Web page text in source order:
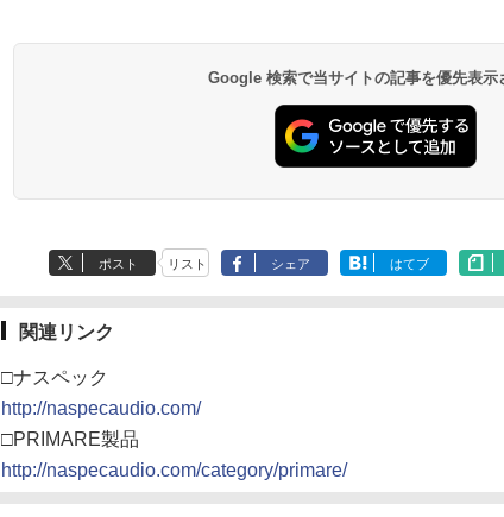
Google 検索で当サイトの記事を優先表示
ポスト リスト シェア はてブ
関連リンク
□ナスペック
http://naspecaudio.com/
□PRIMARE製品
http://naspecaudio.com/category/primare/